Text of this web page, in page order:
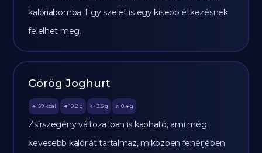
kalóriabomba. Egy szelet is egy kisebb étkezésnek
felelhet meg.
Görög Joghurt
🔥 59 kcal 🥩 10.2 g 🥔 3.6g 🫒 0.4 g
Zsírszegény változatban is kapható, ami még
kevesebb kalóriát tartalmaz, miközben fehérjében